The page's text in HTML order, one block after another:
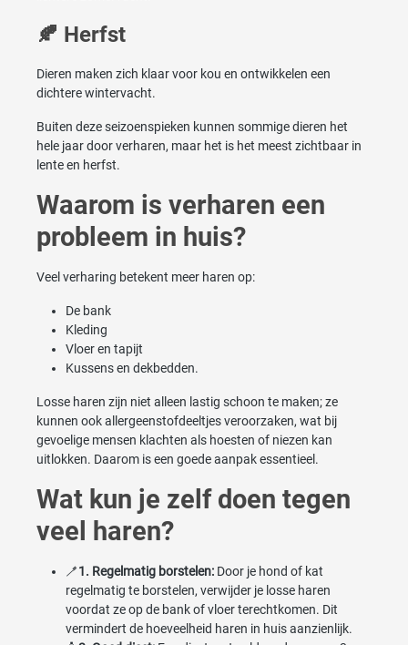
🍂 Herfst
Dieren maken zich klaar voor kou en ontwikkelen een
dichtere wintervacht.
Buiten deze seizoenspieken kunnen sommige dieren het
hele jaar door verharen, maar het is het meest zichtbaar in
lente en herfst.
Waarom is verharen een
probleem in huis?
Veel verharing betekent meer haren op:
De bank
Kleding
Vloer en tapijt
Kussens en dekbedden.
Losse haren zijn niet alleen lastig schoon te maken; ze
kunnen ook allergeenstofdeeltjes veroorzaken, wat bij
gevoelige mensen klachten als hoesten of niezen kan
uitlokken. Daarom is een goede aanpak essentieel.
Wat kun je zelf doen tegen
veel haren?
🪥1. Regelmatig borstelen: Door je hond of kat
regelmatig te borstelen, verwijder je losse haren
voordat ze op de bank of vloer terechtkomen. Dit
vermindert de hoeveelheid haren in huis aanzienlijk.